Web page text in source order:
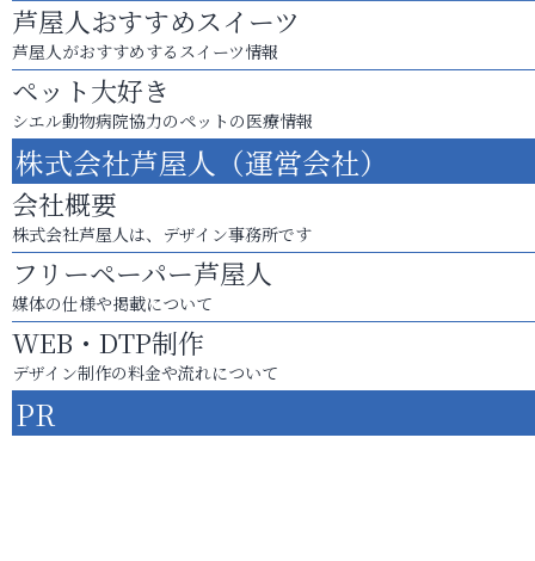
芦屋人おすすめスイーツ
芦屋人がおすすめするスイーツ情報
ペット大好き
シエル動物病院協力のペットの医療情報
株式会社芦屋人（運営会社）
会社概要
株式会社芦屋人は、デザイン事務所です
フリーペーパー芦屋人
媒体の仕様や掲載について
WEB・DTP制作
デザイン制作の料金や流れについて
PR